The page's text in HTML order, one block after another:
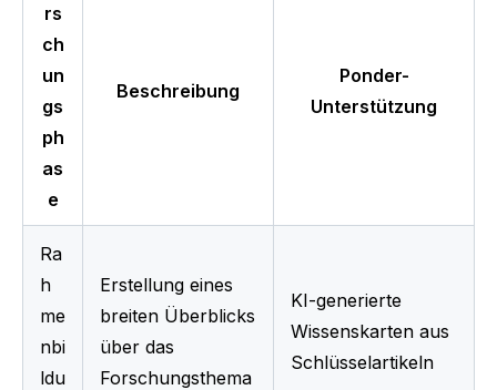
rs
ch
un
gs
ph
as
e
Beschreibung
Ponder-
Unterstützung
Ra
h
me
nbi
ldu
Erstellung eines
breiten Überblicks
über das
Forschungsthema
KI-generierte
Wissenskarten aus
Schlüsselartikeln